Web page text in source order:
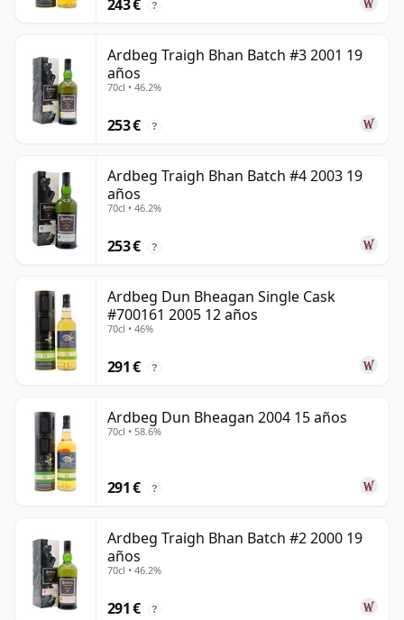
243 € ?
Ardbeg Traigh Bhan Batch #3 2001 19
años
70cl • 46.2%
253 € ?
Ardbeg Traigh Bhan Batch #4 2003 19
años
70cl • 46.2%
253 € ?
Ardbeg Dun Bheagan Single Cask
#700161 2005 12 años
70cl • 46%
291 € ?
Ardbeg Dun Bheagan 2004 15 años
70cl • 58.6%
291 € ?
Ardbeg Traigh Bhan Batch #2 2000 19
años
70cl • 46.2%
291 € ?